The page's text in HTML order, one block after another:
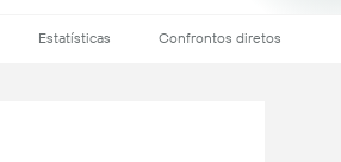
Estatísticas Confrontos diretos